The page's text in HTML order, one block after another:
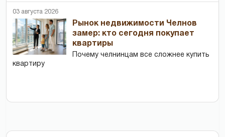
03 августа 2026
Рынок недвижимости Челнов
замер: кто сегодня покупает
квартиры
Почему челнинцам все сложнее купить
квартиру